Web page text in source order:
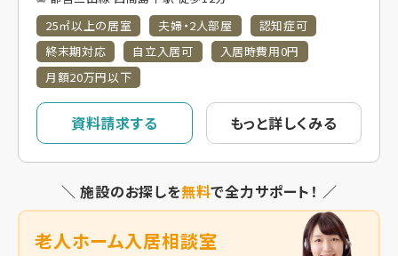
25㎡以上の居室
夫婦・2人部屋
認知症可
終末期対応
自立入居可
入居時費用0円
月額20万円以下
資料請求する もっと詳しくみる
＼ 施設のお探しを無料で全力サポート！ ／
老人ホーム入居相談室